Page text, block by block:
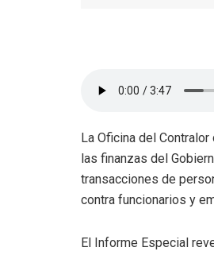
La Oficina del
las finanzas del
transacciones de
contra funcionarios y
El Informe Especial